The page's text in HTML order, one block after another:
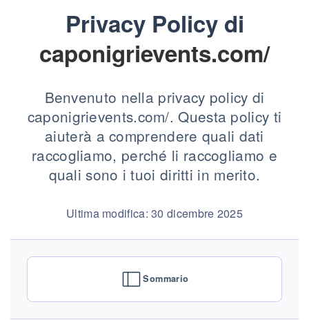
Privacy Policy di
caponigrievents.com/
Benvenuto nella privacy policy di
caponigrievents.com/. Questa policy ti
aiuterà a comprendere quali dati
raccogliamo, perché li raccogliamo e
quali sono i tuoi diritti in merito.
Ultima modifica: 30 dicembre 2025
Sommario